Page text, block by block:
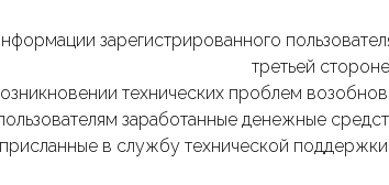
зарегистрированного
третьей
технических проблем
заработанные денежные
присланные в службу технической